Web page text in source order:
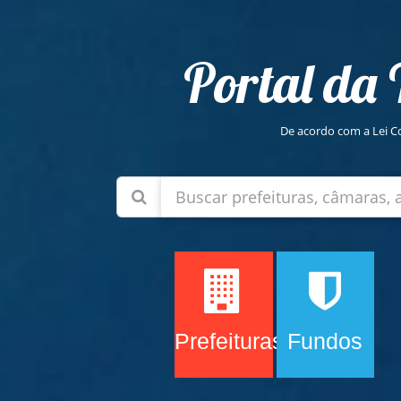
Portal da
De acordo com a Lei
Prefeituras Fundos